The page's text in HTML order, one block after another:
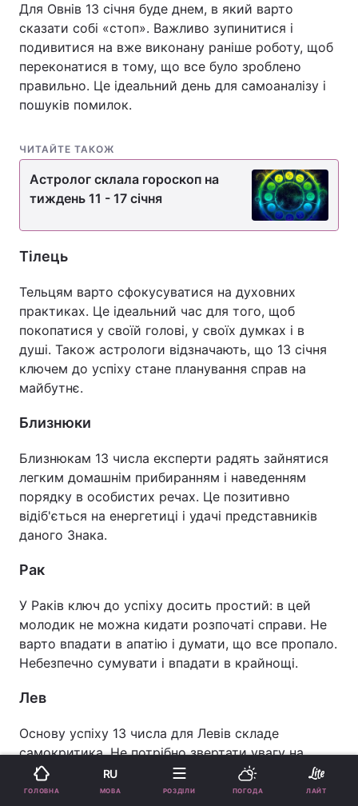
Для Овнів 13 січня буде днем, в який варто
сказати собі «стоп». Важливо зупинитися і
подивитися на вже виконану раніше роботу, щоб
переконатися в тому, що все було зроблено
правильно. Це ідеальний день для самоаналізу і
пошуків помилок.
ЧИТАЙТЕ ТАКОЖ
Астролог склала гороскоп на
тиждень 11 - 17 січня
Тілець
Тельцям варто сфокусуватися на духовних
практиках. Це ідеальний час для того, щоб
покопатися у своїй голові, у своїх думках і в
душі. Також астрологи відзначають, що 13 січня
ключем до успіху стане планування справ на
майбутнє.
Близнюки
Близнюкам 13 числа експерти радять зайнятися
легким домашнім прибиранням і наведенням
порядку в особистих речах. Це позитивно
відіб'ється на енергетиці і удачі представників
даного Знака.
Рак
У Раків ключ до успіху досить простий: в цей
молодик не можна кидати розпочаті справи. Не
варто впадати в апатію і думати, що все пропало.
Небезпечно сумувати і впадати в крайнощі.
Лев
Основу успіху 13 числа для Левів складе
самокритика. Не потрібно звертати увагу на
зауваження оточення, тому що буде багато тих,
хто захоче навмисне образити Львів. Краще
ГОЛОВНА
RU
МОВА РОЗДІЛИ ПОГОДА ЛАЙТ